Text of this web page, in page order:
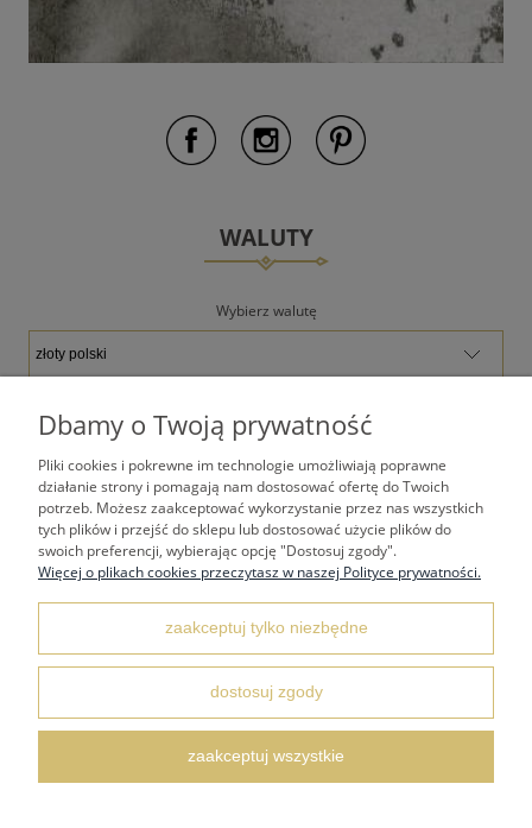
WALUTY
Wybierz walutę
TWOJE KONTO
PŁATNOŚCI I DOSTAWA
REGULAMINY
KONTAKT I DANE ADRESOWE
FAQ NAJCZĘŚCIEJ ZADAWANE PYTANIA
Dbamy o Twoją prywatność
Pliki cookies i pokrewne im technologie umożliwiają poprawne
działanie strony i pomagają nam dostosować ofertę do Twoich
potrzeb. Możesz zaakceptować wykorzystanie przez nas wszystkich
tych plików i przejść do sklepu lub dostosować użycie plików do
swoich preferencji, wybierając opcję "Dostosuj zgody".
Więcej o plikach cookies przeczytasz w naszej Polityce prywatności.
zaakceptuj tylko niezbędne
dostosuj zgody
zaakceptuj wszystkie